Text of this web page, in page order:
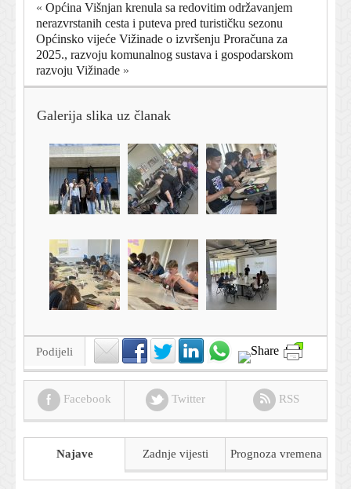
« Općina Višnjan krenula sa redovitim održavanjem
nerazvrstanih cesta i puteva pred turističku sezonu
Općinsko vijeće Vižinade o izvršenju Proračuna za
2025., razvoju komunalnog sustava i gospodarskom
razvoju Vižinade »
Galerija slika uz članak
Podijeli
Facebook Twitter RSS
Najave Zadnje vijesti Prognoza vremena